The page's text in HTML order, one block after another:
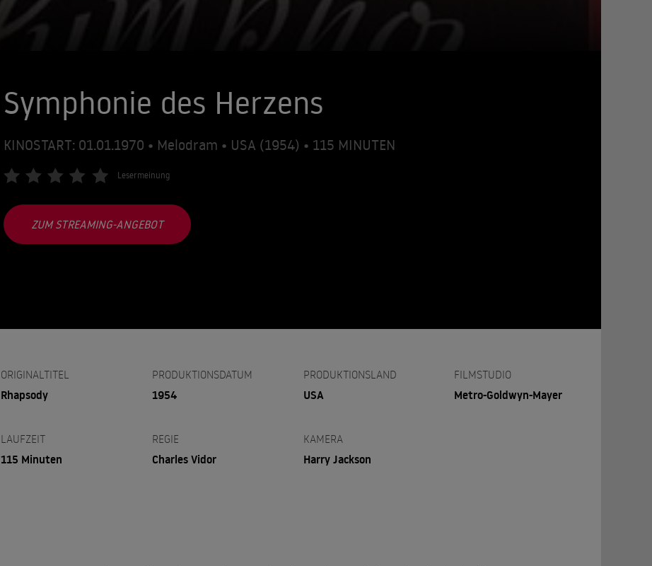
Symphonie des Herzens
KINOSTART: 01.01.1970 • Melodram • USA (1954) • 115 MINUTEN
Lesermeinung
ZUM STREAMING-ANGEBOT
ORIGINALTITEL
Rhapsody
PRODUKTIONSDATUM
1954
PRODUKTIONSLAND
USA
FILMSTUDIO
Metro-Goldwyn-Mayer
LAUFZEIT
115 Minuten
REGIE
Charles Vidor
KAMERA
Harry Jackson